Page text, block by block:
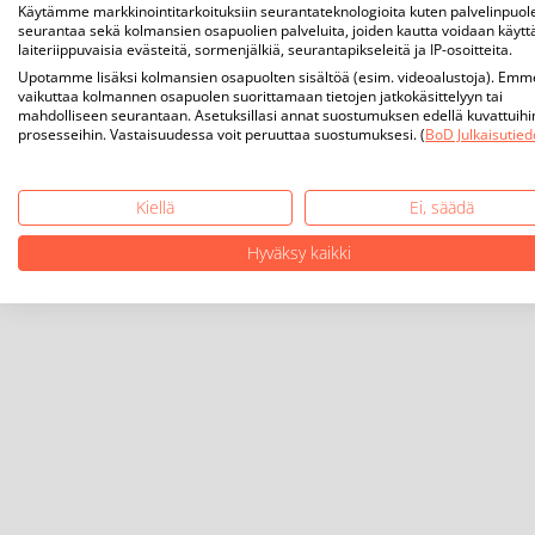
Käytämme markkinointitarkoituksiin seurantateknologioita kuten
seurantaa sekä kolmansien osapuolien palveluita, joiden kautta voidaan
laiteriippuvaisia evästeitä, sormenjälkiä, seurantapikseleitä ja IP-osoitteita.
Upotamme lisäksi kolmansien osapuolten sisältöä (esim. videoalustoja).
vaikuttaa kolmannen osapuolen suorittamaan tietojen jatkokäsittelyyn tai
mahdolliseen seurantaan. Asetuksillasi annat suostumuksen edellä
prosesseihin. Vastaisuudessa voit peruuttaa suostumuksesi. (BoD
Kiellä
Ei, säädä
Hyväksy kaikki